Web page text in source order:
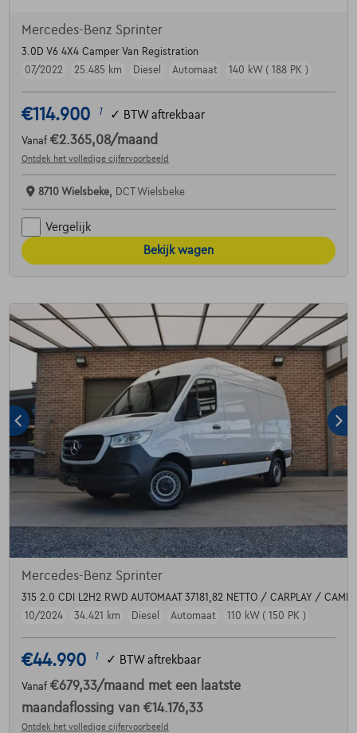
Mercedes-Benz Sprinter
3.0D V6 4X4 Camper Van Registration
07/2022
25.485 km Diesel Automaat 140 kW ( 188 PK )
€114.900 1 ✓ BTW aftrekbaar
Vanaf €2.365,08/maand
Ontdek het volledige cijfervoorbeeld
8710 Wielsbeke, DCT Wielsbeke
Vergelijk
Bekijk wagen
Mercedes-Benz Sprinter
315 2.0 CDI L2H2 RWD AUTOMAAT 37181,82 NETTO / CARPLAY /
10/2024
34.421 km Diesel Automaat 110 kW ( 150 PK )
€44.990 1 ✓ BTW aftrekbaar
Vanaf €679,33/maand met een laatste
maandaflossing van €14.176,33
Ontdek het volledige cijfervoorbeeld